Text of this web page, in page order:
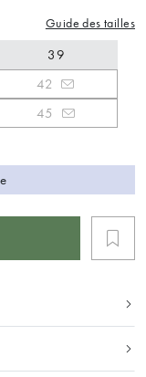
Guide des tailles
39
42
45